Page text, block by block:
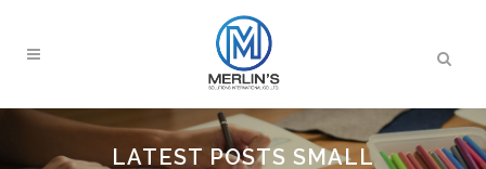
LATEST POSTS SMALL